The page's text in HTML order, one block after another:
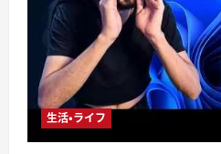
生活・ライフ